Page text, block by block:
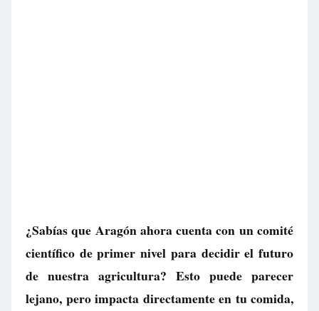
¿Sabías que Aragón ahora cuenta con un comité
científico de primer nivel para decidir el futuro
de nuestra agricultura? Esto puede parecer
lejano, pero impacta directamente en tu comida,